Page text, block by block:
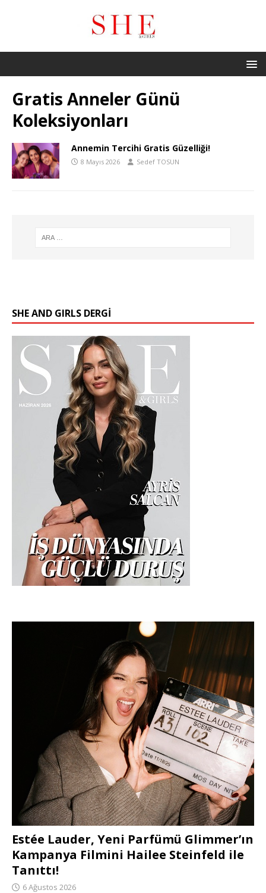
Gratis Anneler Günü
Koleksiyonları
Annemin Tercihi Gratis Güzelliği!
8 Mayıs 2026 Sedef TOSUN
SHE AND GIRLS DERGİ
Estée Lauder, Yeni Parfümü Glimmer’ın
Kampanya Filmini Hailee Steinfeld ile
Tanıttı!
6 Ağustos 2026